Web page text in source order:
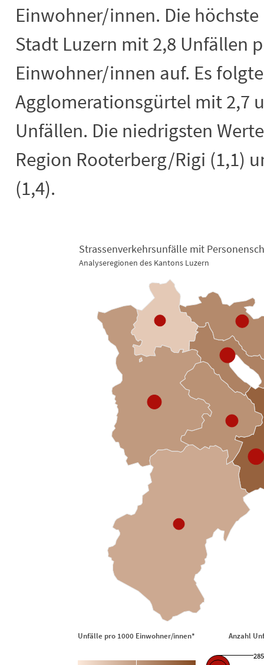
Einwohner/innen. Die
Stadt Luzern mit 2,8 Unfällen
Einwohner/innen auf. Es
Agglomerationsgürtel mit 2,7
Unfällen. Die niedrigsten
Region Rooterberg/Rigi (1,1)
(1,4).
Strassenverkehrsunfälle mit
Map of unspecified region with 3 data series.
Analyseregionen des Kantons Luzern
View as data table, Strassenverkehrsunfälle mit Personenschaden
Strassenverkehrsunfälle mit
Analyseregionen des Kantons Luzern
285
Unfälle pro 1000 Einwohner/innen* Anzahl